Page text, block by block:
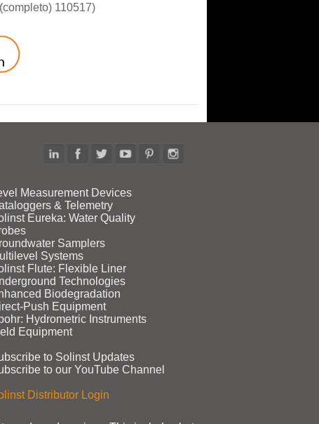
110517)
Measurement Devices
& Telemetry
Eureka: Water Quality
Samplers
Systems
Flute: Flexible Liner
Technologies
Biodegradation
Equipment
Hydrometric Instruments
Equipment
to Solinst Updates
to our YouTube Channel
Distributor Login